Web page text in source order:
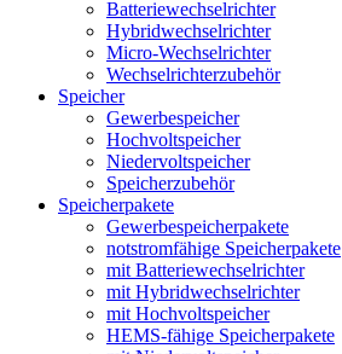
Batteriewechselrichter
Hybridwechselrichter
Micro-Wechselrichter
Wechselrichterzubehör
Speicher
Gewerbespeicher
Hochvoltspeicher
Niedervoltspeicher
Speicherzubehör
Speicherpakete
Gewerbespeicherpakete
notstromfähige Speicherpakete
mit Batteriewechselrichter
mit Hybridwechselrichter
mit Hochvoltspeicher
HEMS-fähige Speicherpakete